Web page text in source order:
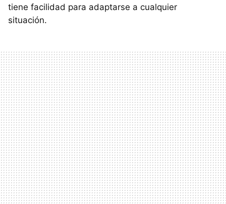
tiene facilidad para adaptarse a cualquier
situación.